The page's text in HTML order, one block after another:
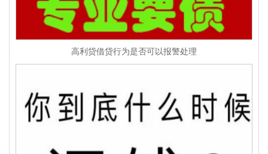
高利贷借贷行为是否可以报警处理